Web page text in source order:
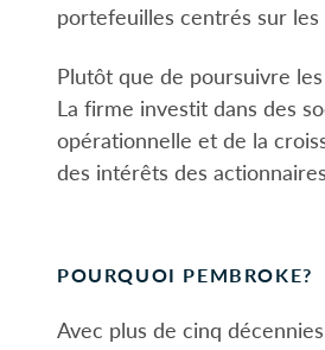
portefeuilles centrés sur
Plutôt que de poursuivre
La firme investit dans des
opérationnelle et de la
des intérêts des
POURQUOI PEMBROKE?
Avec plus de cinq